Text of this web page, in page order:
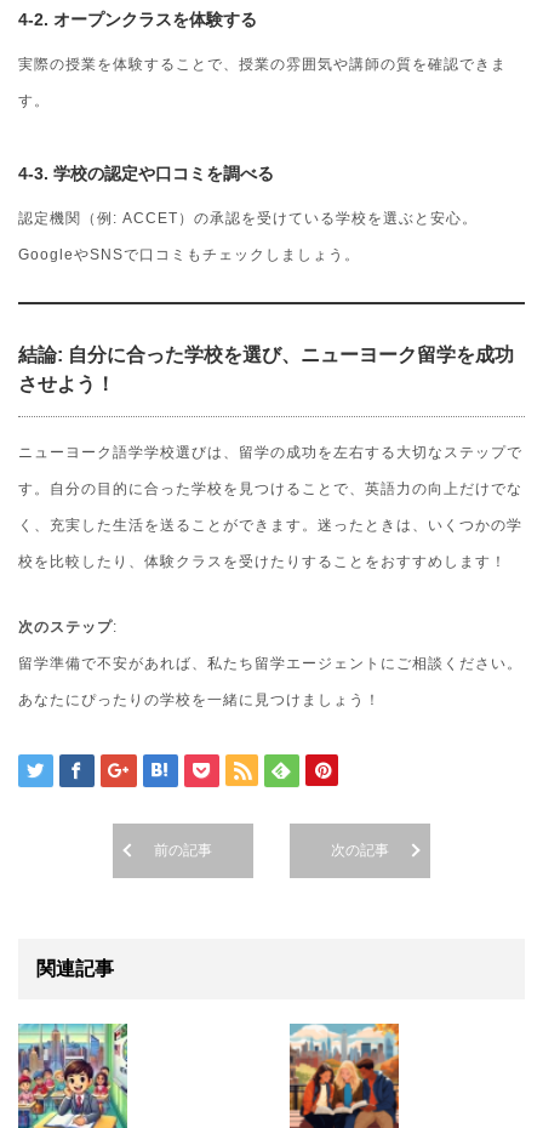
4-2. オープンクラスを体験する
実際の授業を体験することで、授業の雰囲気や講師の質を確認できま
す。
4-3. 学校の認定や口コミを調べる
認定機関（例: ACCET）の承認を受けている学校を選ぶと安心。
GoogleやSNSで口コミもチェックしましょう。
結論: 自分に合った学校を選び、ニューヨーク留学を成功
させよう！
ニューヨーク語学学校選びは、留学の成功を左右する大切なステップで
す。自分の目的に合った学校を見つけることで、英語力の向上だけでな
く、充実した生活を送ることができます。迷ったときは、いくつかの学
校を比較したり、体験クラスを受けたりすることをおすすめします！
次のステップ:
留学準備で不安があれば、私たち留学エージェントにご相談ください。
あなたにぴったりの学校を一緒に見つけましょう！
前の記事 次の記事
関連記事